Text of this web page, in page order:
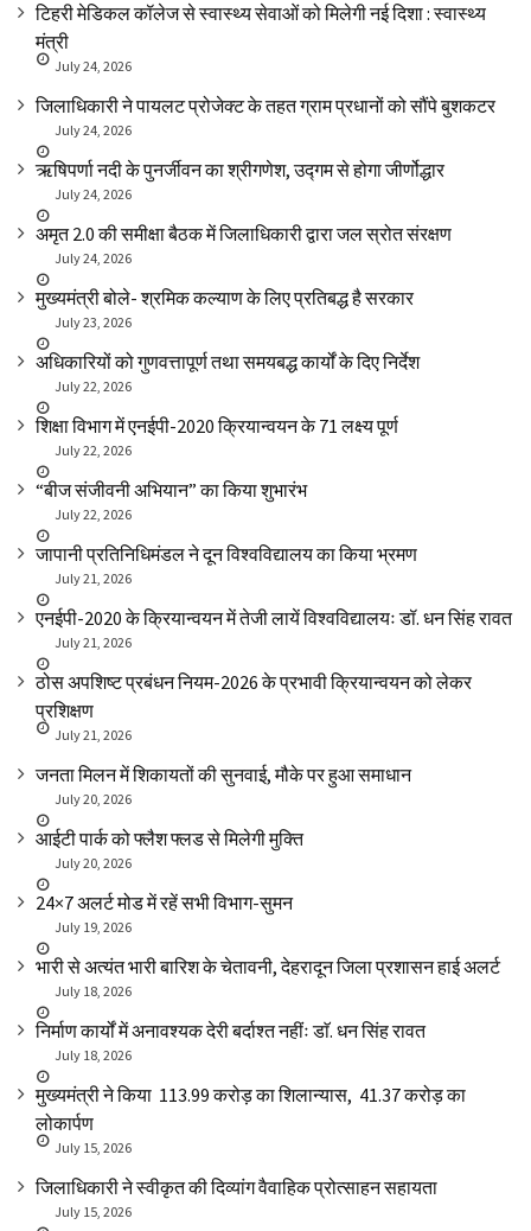
टिहरी मेडिकल कॉलेज से स्वास्थ्य सेवाओं को मिलेगी नई दिशा : स्वास्थ्य
मंत्री
July 24, 2026
जिलाधिकारी ने पायलट प्रोजेक्ट के तहत ग्राम प्रधानों को सौंपे बुशकटर
July 24, 2026
ऋषिपर्णा नदी के पुनर्जीवन का श्रीगणेश, उद्गम से होगा जीर्णोद्धार
July 24, 2026
अमृत 2.0 की समीक्षा बैठक में जिलाधिकारी द्वारा जल स्रोत संरक्षण
July 24, 2026
मुख्यमंत्री बोले- श्रमिक कल्याण के लिए प्रतिबद्ध है सरकार
July 23, 2026
अधिकारियों को गुणवत्तापूर्ण तथा समयबद्ध कार्यों के दिए निर्देश
July 22, 2026
शिक्षा विभाग में एनईपी-2020 क्रियान्वयन के 71 लक्ष्य पूर्ण
July 22, 2026
“बीज संजीवनी अभियान” का किया शुभारंभ
July 22, 2026
जापानी प्रतिनिधिमंडल ने दून विश्वविद्यालय का किया भ्रमण
July 21, 2026
एनईपी-2020 के क्रियान्वयन में तेजी लायें विश्वविद्यालयः डॉ. धन सिंह रावत
July 21, 2026
ठोस अपशिष्ट प्रबंधन नियम-2026 के प्रभावी क्रियान्वयन को लेकर
प्रशिक्षण
July 21, 2026
जनता मिलन में शिकायतों की सुनवाई, मौके पर हुआ समाधान
July 20, 2026
आईटी पार्क को फ्लैश फ्लड से मिलेगी मुक्ति
July 20, 2026
24×7 अलर्ट मोड में रहें सभी विभाग-सुमन
July 19, 2026
भारी से अत्यंत भारी बारिश के चेतावनी, देहरादून जिला प्रशासन हाई अलर्ट
July 18, 2026
निर्माण कार्यों में अनावश्यक देरी बर्दाश्त नहींः डाॅ. धन सिंह रावत
July 18, 2026
मुख्यमंत्री ने किया ₹ 113.99 करोड़ का शिलान्यास, ₹ 41.37 करोड़ का
लोकार्पण
July 15, 2026
जिलाधिकारी ने स्वीकृत की दिव्यांग वैवाहिक प्रोत्साहन सहायता
July 15, 2026